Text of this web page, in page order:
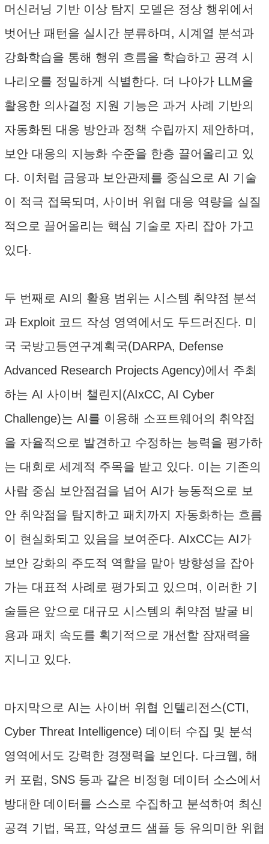
머신러닝 기반 이상 탐지 모델은 정상 행위에서
벗어난 패턴을 실시간 분류하며, 시계열 분석과
강화학습을 통해 행위 흐름을 학습하고 공격 시
나리오를 정밀하게 식별한다. 더 나아가 LLM을
활용한 의사결정 지원 기능은 과거 사례 기반의
자동화된 대응 방안과 정책 수립까지 제안하며,
보안 대응의 지능화 수준을 한층 끌어올리고 있
다. 이처럼 금융과 보안관제를 중심으로 AI 기술
이 적극 접목되며, 사이버 위협 대응 역량을 실질
적으로 끌어올리는 핵심 기술로 자리 잡아 가고
있다.
두 번째로 AI의 활용 범위는 시스템 취약점 분석
과 Exploit 코드 작성 영역에서도 두드러진다. 미
국 국방고등연구계획국(DARPA, Defense
Advanced Research Projects Agency)에서 주최
하는 AI 사이버 챌린지(AIxCC, AI Cyber
Challenge)는 AI를 이용해 소프트웨어의 취약점
을 자율적으로 발견하고 수정하는 능력을 평가하
는 대회로 세계적 주목을 받고 있다. 이는 기존의
사람 중심 보안점검을 넘어 AI가 능동적으로 보
안 취약점을 탐지하고 패치까지 자동화하는 흐름
이 현실화되고 있음을 보여준다. AIxCC는 AI가
보안 강화의 주도적 역할을 맡아 방향성을 잡아
가는 대표적 사례로 평가되고 있으며, 이러한 기
술들은 앞으로 대규모 시스템의 취약점 발굴 비
용과 패치 속도를 획기적으로 개선할 잠재력을
지니고 있다.
마지막으로 AI는 사이버 위협 인텔리전스(CTI,
Cyber Threat Intelligence) 데이터 수집 및 분석
영역에서도 강력한 경쟁력을 보인다. 다크웹, 해
커 포럼, SNS 등과 같은 비정형 데이터 소스에서
방대한 데이터를 스스로 수집하고 분석하여 최신
공격 기법, 목표, 악성코드 샘플 등 유의미한 위협